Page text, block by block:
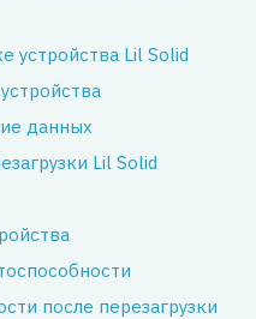
устройства Lil Solid
данных
Lil Solid
после перезагрузки